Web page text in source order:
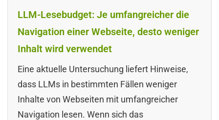
LLM-Lesebudget: Je umfangreicher die
Navigation einer Webseite, desto weniger
Inhalt wird verwendet
Eine aktuelle Untersuchung liefert Hinweise,
dass LLMs in bestimmten Fällen weniger
Inhalte von Webseiten mit umfangreicher
Navigation lesen. Wenn sich das